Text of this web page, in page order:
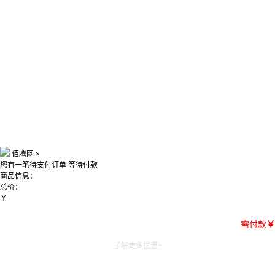
佰腾网 ×
您有一笔待支付订单 等待付款
商品信息：
总价：
￥
需付款￥
了解更多优惠~